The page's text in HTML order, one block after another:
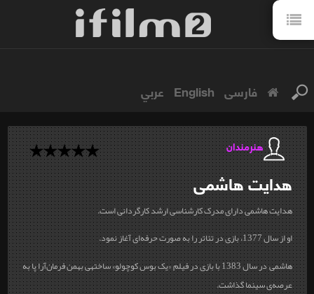
فارسی English عربي
هنرمندان
هدایتهاشمی
هدایت هاشمی دارای مدرک کارشناسی‌ ارشد کارگردانی است.
او از سال 1377، بازی در تئاتر را به صورت حرفه‌ای آغاز نمود.
هاشمی در سال 1383 با بازی در فیلم «یک بوس کوچولو» ساخته‎ی بهمن فرمان‌آرا پا به
عرصه‌ی سینما گذاشت.